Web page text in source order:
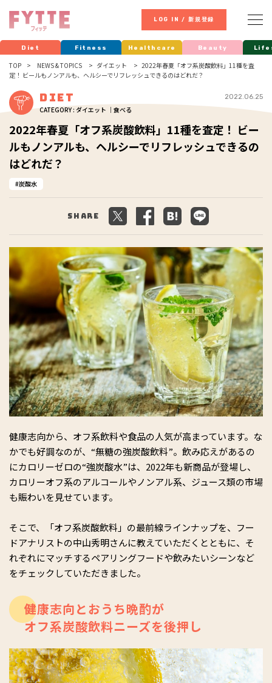
LOG IN / 新規登録
Diet Fitness Healthcare Beauty
TOP NEWS & TOPICS ダイエット
2022年春夏「オフ系炭酸飲料」11種を査
定！ ビールもノンアルも、ヘルシーでリフレッシュできるのはどれだ？
Diet
CATEGORY : ダイエット ｜食べる
2022.06.25
2022年春夏「オフ系炭酸飲料」11種を査定！ ビー
ルもノンアルも、ヘルシーでリフレッシュできるの
はどれだ？
炭酸水
Share
健康志向から、オフ系飲料や食品の人気が高まっています。な
かでも好調なのが、“無糖の強炭酸飲料”。飲み応えがあるの
にカロリーゼロの“強炭酸水”は、2022年も新商品が登場し、
カロリーオフ系のアルコールやノンアル系、ジュース類の市場
も賑わいを見せています。
そこで、「オフ系炭酸飲料」の最前線ラインナップを、フー
ドアナリストの中山秀明さんに教えていただくとともに、そ
れぞれにマッチするペアリングフードや飲みたいシーンなど
をチェックしていただきました。
健康志向とおうち晩酌が
オフ系炭酸飲料ニーズを後押し